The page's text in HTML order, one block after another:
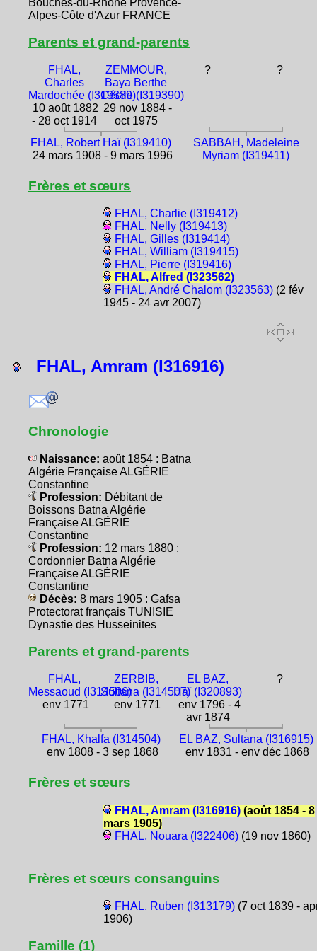
Alpes-Côte d'Azur FRANCE
Parents et grand-parents
FHAL,
Charles
Mardochée (I319389)
10 août 1882
- 28 oct 1914
ZEMMOUR,
Baya Berthe
Cécile (I319390)
29 nov 1884 -
oct 1975
? ?
FHAL, Robert Haï (I319410)
24 mars 1908 - 9 mars 1996
SABBAH, Madeleine
Myriam (I319411)
Frères et sœurs
FHAL, Charlie (I319412)
FHAL, Nelly (I319413)
FHAL, Gilles (I319414)
FHAL, William (I319415)
FHAL, Pierre (I319416)
FHAL, Alfred (I323562)
FHAL, André Chalom (I323563)(2 fév
1945 - 24 avr 2007)
FHAL, Amram (I316916)
Chronologie
Naissance: août 1854 : Batna
Algérie Française ALGÉRIE
Constantine
Profession: Débitant de
Boissons Batna Algérie
Française ALGÉRIE
Constantine
Profession: 12 mars 1880 :
Cordonnier Batna Algérie
Française ALGÉRIE
Constantine
Décès: 8 mars 1905 : Gafsa
Protectorat français TUNISIE
Dynastie des Husseinites
Parents et grand-parents
FHAL,
Messaoud (I314506)
env 1771
ZERBIB,
Sultana (I314507)
env 1771
EL BAZ,
Haï (I320893)
env 1796 - 4
avr 1874
?
FHAL, Khalfa (I314504)
env 1808 - 3 sep 1868
EL BAZ, Sultana (I316915)
env 1831 - env déc 1868
Frères et sœurs
FHAL, Amram (I316916)(août 1854 - 8
mars 1905)
FHAL, Nouara (I322406)(19 nov 1860)
Frères et sœurs consanguins
FHAL, Ruben (I313179)(7 oct 1839 -
1906)
Famille (1)